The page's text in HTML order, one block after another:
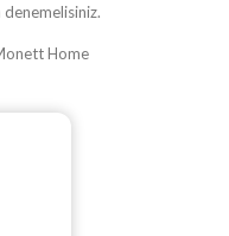
denemelisiniz.
Home